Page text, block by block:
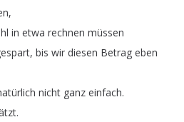
,
in etwa rechnen müssen
, bis wir diesen Betrag eben
nicht ganz einfach.
.